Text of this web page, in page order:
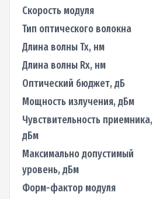
Скорость модуля
Тип оптического волокна
Длина волны Tx, нм
Длина волны Rx, нм
Оптический бюджет, дБ
Мощность излучения, дБм
Чувствительность приемника,
дБм
Максимально допустимый
уровень, дБм
Форм-фактор модуля